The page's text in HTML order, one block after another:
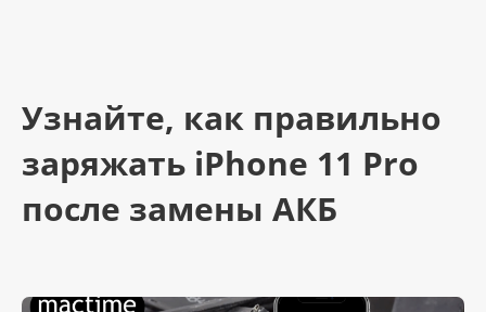
Узнайте, как правильно
заряжать iPhone 11 Pro
после замены АКБ